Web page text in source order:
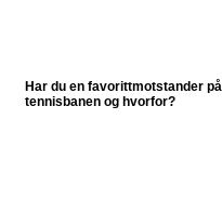
Har du en favorittmotstander på
tennisbanen og hvorfor?